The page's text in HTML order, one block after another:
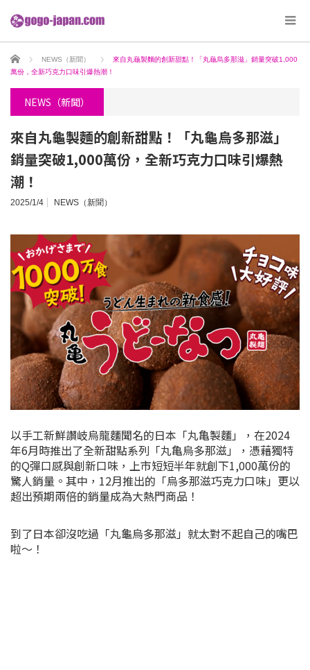
ホーム NEWS（新聞）
來自丸龜製麵的創新甜點！「丸龜烏多那滋」銷量突破1,000
萬份，全新巧克力口味引爆熱潮！
NEWS（新聞）
來自丸龜製麵的創新甜點！「丸龜烏多那滋」
銷量突破1,000萬份，全新巧克力口味引爆熱
潮！
2025/1/4 NEWS（新聞）
以手工新鮮讚岐烏龍麵聞名的日本「丸亀製麵」，在2024
年6月時推出了全新甜點系列「丸亀烏多那滋」，憑藉獨特
的Q彈口感與創新口味，上市短短半年就創下1,000萬份的
驚人銷量。其中，12月推出的「烏多那滋巧克力口味」更以
超出預期兩倍的銷量成為大熱門商品！
到了日本卻沒吃過「丸龜烏多那滋」就太對不起自己的嘴巴
啦～！